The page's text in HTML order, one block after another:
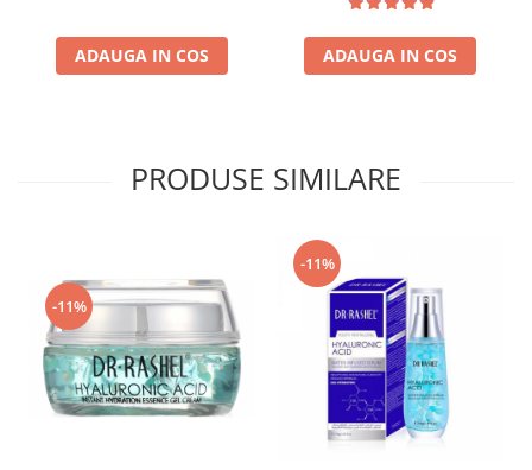
ADAUGA IN COS ADAUGA IN COS
PRODUSE SIMILARE
-11%
-11%